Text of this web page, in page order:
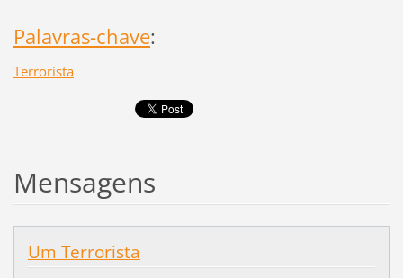
Palavras-chave:
Terrorista
Mensagens
Um Terrorista